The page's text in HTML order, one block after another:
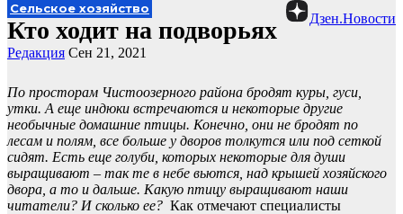
Дзен.Новости
Сельское хозяйство
Кто ходит на подворьях
Редакция Сен 21, 2021
По просторам Чистоозерного района бродят куры, гуси,
утки. А еще индюки встречаются и некоторые другие
необычные домашние птицы. Конечно, они не бродят по
лесам и полям, все больше у дворов толкутся или под сеткой
сидят. Есть еще голуби, которых некоторые для души
выращивают – так те в небе вьются, над крышей хозяйского
двора, а то и дальше. Какую птицу выращивают наши
читатели? И сколько ее? Как отмечают специалисты